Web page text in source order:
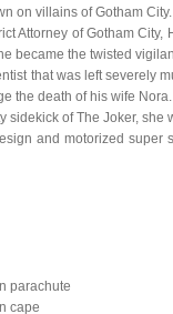
on villains of Gotham City.
Attorney of Gotham
became the twisted
that was left severely
the death of his wife Nora.
sidekick of The Joker,
and motorized
parachute
cape